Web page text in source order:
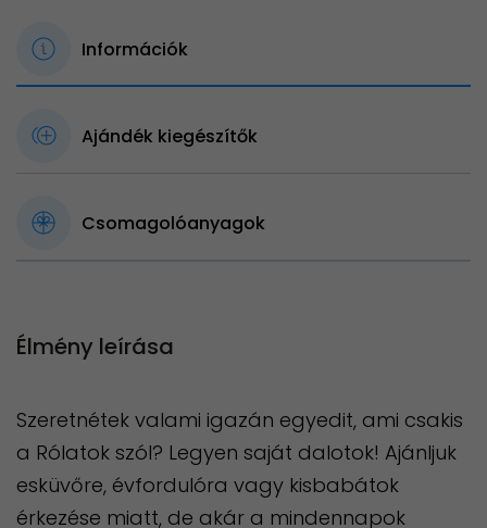
Információk
Ajándék kiegészítők
Csomagolóanyagok
Élmény leírása
Szeretnétek valami igazán egyedit, ami csakis
a Rólatok szól? Legyen saját dalotok! Ajánljuk
esküvőre, évfordulóra vagy kisbabátok
érkezése miatt, de akár a mindennapok